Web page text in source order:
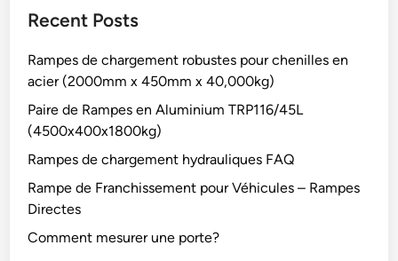
Recent Posts
Rampes de chargement robustes pour chenilles en
acier (2000mm x 450mm x 40,000kg)
Paire de Rampes en Aluminium TRP116/45L
(4500x400x1800kg)
Rampes de chargement hydrauliques FAQ
Rampe de Franchissement pour Véhicules – Rampes
Directes
Comment mesurer une porte?